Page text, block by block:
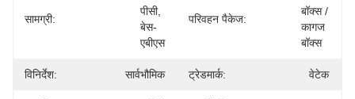
सामग्री:
पीसी,
बेस-
एबीएस
परिवहन पैकेज:
बॉक्स /
कागज
बॉक्स
विनिर्देश: सार्वभौमिक ट्रेडमार्क: वेटेक